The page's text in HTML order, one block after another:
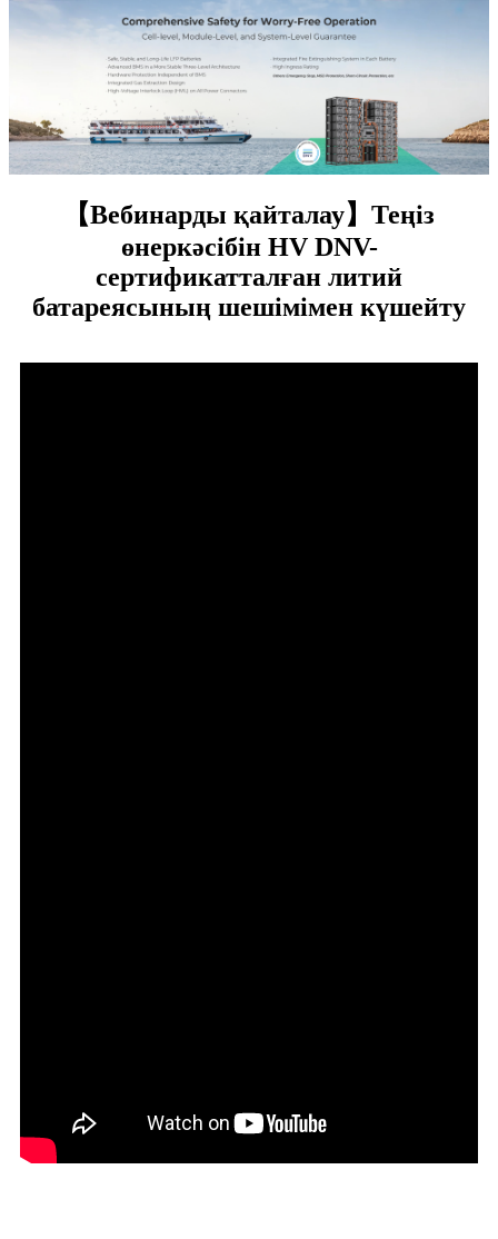
【Вебинарды қайталау】Теңіз
өнеркәсібін HV DNV-
сертификатталған литий
батареясының шешімімен күшейту